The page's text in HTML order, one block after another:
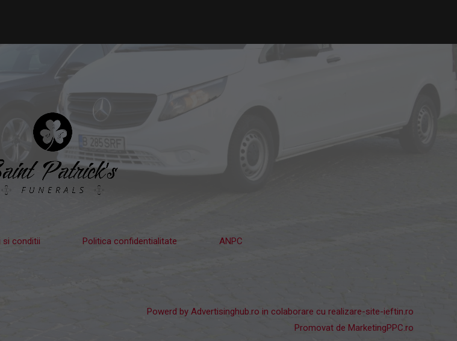
si conditii Politica confidentialitate ANPC
Powerd by Advertisinghub.ro in colaborare cu realizare-site-ieftin.ro
Promovat de MarketingPPC.ro